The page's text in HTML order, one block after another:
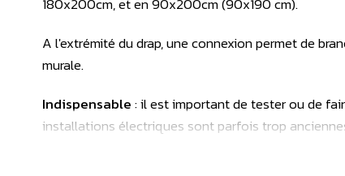
A l'extrémité du drap, une connexion permet de
murale.
Indispensable: il est important de tester ou de
installations électriques sont parfois trop
L'usage au minimum d'un testeur de terre est la